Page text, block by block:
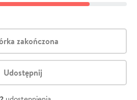
zakończona
Udostępnij